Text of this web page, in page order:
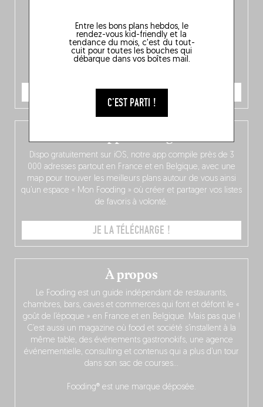
Entre les bons plans hebdos, le
rendez-vous kid-friendly et la
tendance du mois, c'est du tout-
cuit pour toutes les bouches qui
débarque dans vos boîtes mail.
C'EST PARTI !
JE COMMANDE
À propos
Le Fooding est un guide indépendant de restaurants,
chambres, bars, caves et commerces qui font et défont le «
goût de l’époque » en France et en Belgique. Mais pas que !
C’est aussi un magazine où food et société s’installent à la
même table, des événements gastronokifs, une agence
événementielle, consulting et contenus qui a plus d’un tour
dans son sac de courses…
Fooding® est une marque déposée.
Dispo gratuitement sur iOS, notre app compile près de 3
000 adresses partout en France et en Belgique, avec une
map pour trouver les meilleurs plans autour de vous ainsi
qu’un espace « Mon Fooding » où créer et partager vos listes
de favoris à volonté.
JE LA TÉLÉCHARGE !